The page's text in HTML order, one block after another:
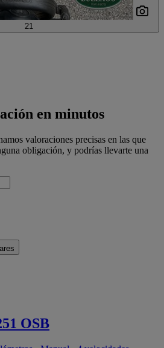
21
en minutos
valoraciones precisas en las que
obligación, y podrías llevarte una
OSB